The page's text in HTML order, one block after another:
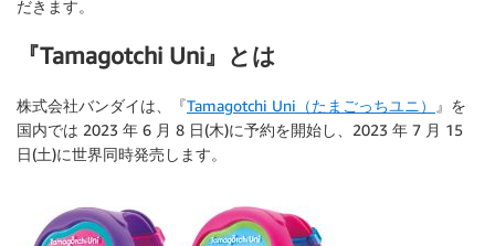
だきます。
『Tamagotchi Uni』とは
株式会社バンダイは、『Tamagotchi Uni（たまごっちユニ）
』を
国内では 2023 年 6 月 8 日(木)に予約を開始し、2023 年 7 月 15
日(土)に世界同時発売します。